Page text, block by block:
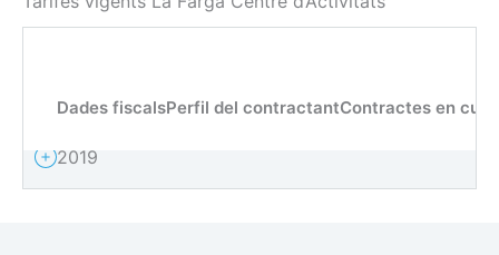
Dades fiscalsPerfil del contractantContractes en curs
2019